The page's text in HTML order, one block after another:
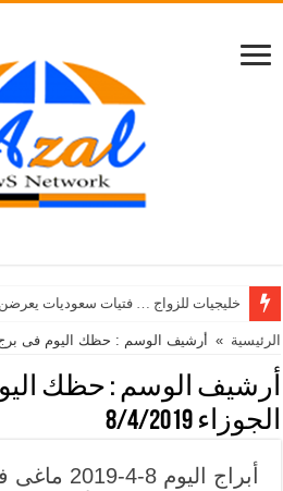
خليجيات للزواج … فتيات سعوديات
الرئيسية » أرشيف الوسم : حظك اليوم فى برج
أرشيف الوسم : حظك
الجوزاء 8/4/2019
أبراج